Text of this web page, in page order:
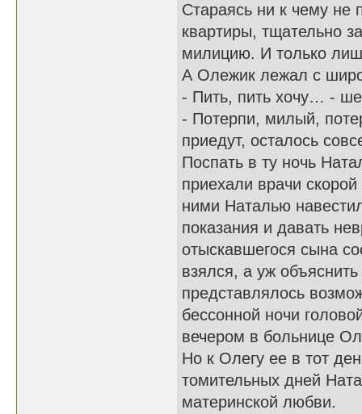
Стараясь ни к чему не
квартиры, тщательно
милицию. И только
А Олежик лежал с
- Пить, пить хочу… -
- Потерпи, милый,
приедут, осталось
Поспать в ту ночь
приехали врачи
ними Наталью
показания и давать
отыскавшегося сына
взялся, а уж
представлялось
бессонной ночи
вечером в больнице
Но к Олегу ее в тот
томительных дней
материнской любви.